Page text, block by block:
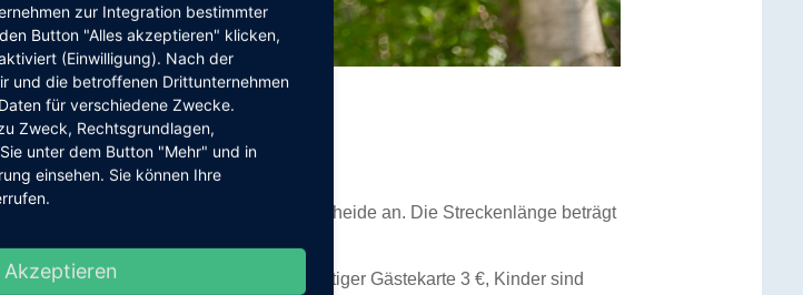
eine geführte Wanderung zur Mönchsheide an. Die Streckenlänge beträgt
ist geplant.
Teilnahmegebühr beträgt 5 €, mit gültiger Gästekarte 3 €, Kinder sind
zur Integration bestimmter
Button "Alles akzeptieren" klicken,
(Einwilligung). Nach der
und die betroffenen Drittunternehmen
für verschiedene Zwecke.
Zweck, Rechtsgrundlagen,
unter dem Button "Mehr" und in
einsehen. Sie können Ihre
Akzeptieren